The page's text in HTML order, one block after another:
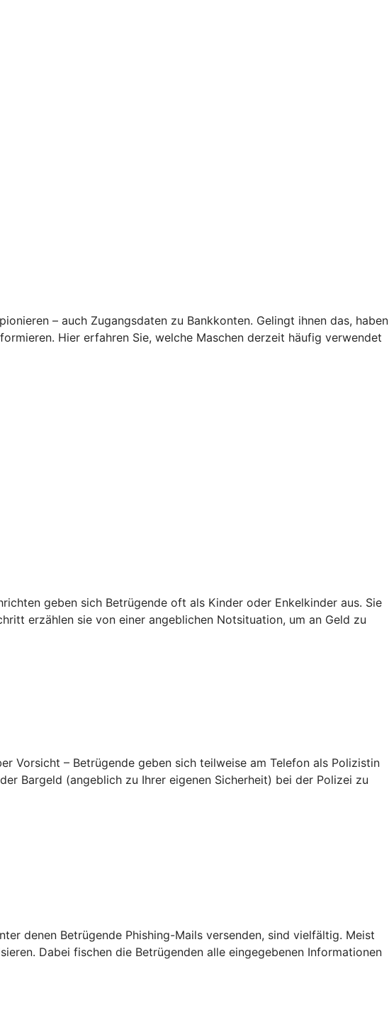
– auch Zugangsdaten zu Bankkonten. Gelingt ihnen das, haben
Hier erfahren Sie, welche Maschen derzeit häufig verwendet
geben sich Betrügende oft als Kinder oder Enkelkinder aus. Sie
erzählen sie von einer angeblichen Notsituation, um an Geld zu
Vorsicht – Betrügende geben sich teilweise am Telefon als Polizistin
Bargeld (angeblich zu Ihrer eigenen Sicherheit) bei der Polizei zu
denen Betrügende Phishing-Mails versenden, sind vielfältig. Meist
Dabei fischen die Betrügenden alle eingegebenen Informationen